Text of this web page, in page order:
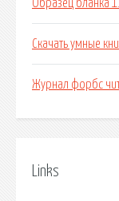
Образец бланка
Скачать умные
Журнал форбс
Links